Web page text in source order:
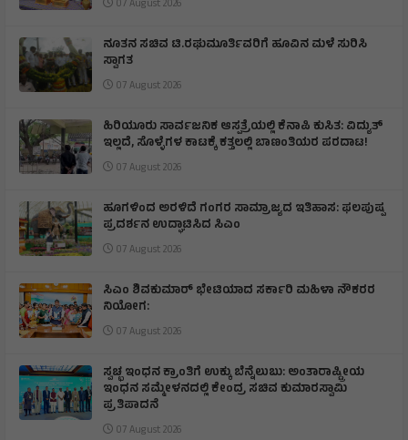
07 August 2026
ನೂತನ ಸಚಿವ ಟಿ.ರಘುಮೂರ್ತಿವರಿಗೆ ಹೂವಿನ ಮಳೆ ಸುರಿಸಿ
ಸ್ವಾಗತ
07 August 2026
ಹಿರಿಯೂರು ಸಾರ್ವಜನಿಕ ಆಸ್ಪತ್ರೆಯಲ್ಲಿ ಕೆನಾಪಿ ಕುಸಿತ: ವಿದ್ಯುತ್‌
ಇಲ್ಲದೆ, ಸೊಳ್ಳೆಗಳ ಕಾಟಕ್ಕೆ ಕತ್ತಲಲ್ಲಿ ಬಾಣಂತಿಯರ ಪರದಾಟ!
07 August 2026
ಹೂಗಳಿಂದ ಅರಳಿದೆ ಗಂಗರ ಸಾಮ್ರಾಜ್ಯದ ಇತಿಹಾಸ: ಫಲಪುಷ್ಪ
ಪ್ರದರ್ಶನ ಉದ್ಘಾಟಿಸಿದ ಸಿಎಂ
07 August 2026
ಸಿಎಂ ಶಿವಕುಮಾರ್‌ ಭೇಟಿಯಾದ ಸರ್ಕಾರಿ ಮಹಿಳಾ ನೌಕರರ
ನಿಯೋಗ:
07 August 2026
ಸ್ವಚ್ಛ ಇಂಧನ ಕ್ರಾಂತಿಗೆ ಉಕ್ಕು ಬೆನ್ನೆಲುಬು: ಅಂತಾರಾಷ್ಟ್ರೀಯ
ಇಂಧನ ಸಮ್ಮೇಳನದಲ್ಲಿ ಕೇಂದ್ರ ಸಚಿವ ಕುಮಾರಸ್ವಾಮಿ
ಪ್ರತಿಪಾದನೆ
07 August 2026